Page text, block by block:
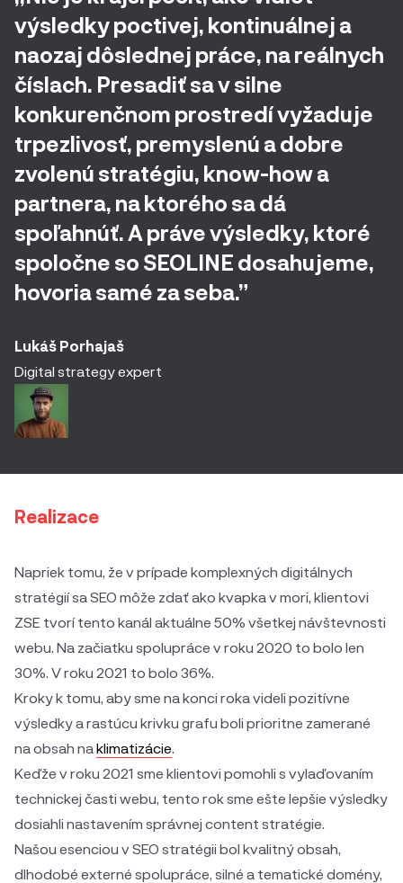
výsledky poctivej, kontinuálnej a
naozaj dôslednej práce, na reálnych
číslach. Presadiť sa v silne
konkurenčnom prostredí vyžaduje
trpezlivosť, premyslenú a dobre
zvolenú stratégiu, know-how a
partnera, na ktorého sa dá
spoľahnúť. A práve výsledky, ktoré
spoločne so SEOLINE dosahujeme,
hovoria samé za seba.”
Lukáš Porhajaš
Digital strategy expert
Realizace
Napriek tomu, že v prípade komplexných digitálnych
stratégií sa SEO môže zdať ako kvapka v mori, klientovi
ZSE tvorí tento kanál aktuálne 50% všetkej návštevnosti
webu. Na začiatku spolupráce v roku 2020 to bolo len
30%. V roku 2021 to bolo 36%.
Kroky k tomu, aby sme na konci roka videli pozitívne
výsledky a rastúcu krivku grafu boli prioritne zamerané
na obsah naklimatizácie.
Keďže v roku 2021 sme klientovi pomohli s vylaďovaním
technickej časti webu, tento rok sme ešte lepšie výsledky
dosiahli nastavením správnej content stratégie.
Našou esenciou v SEO stratégii bol kvalitný obsah,
dlhodobé externé spolupráce, silné a tematické domény,